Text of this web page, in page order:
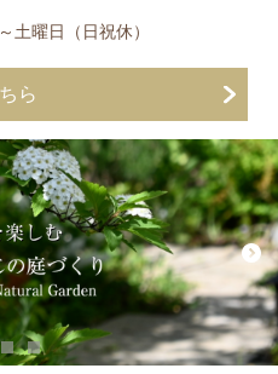
土曜日 （日祝休）
こちら